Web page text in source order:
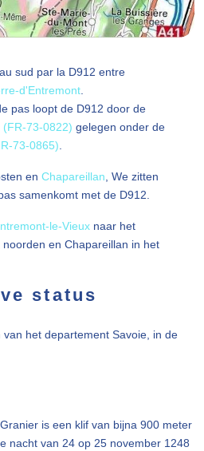
sud par la D912 entre
d'Entremont.
pas loopt de D912 door de
(FR-73-0822) gelegen onder de
73-0865).
en Chapareillan, We zitten
samenkomt met de D912.
le-Vieuxnaar het
en Chapareillan in het
status
het departement Savoie, in de
is een klif van bijna 900 meter
nacht van 24 op 25 november 1248